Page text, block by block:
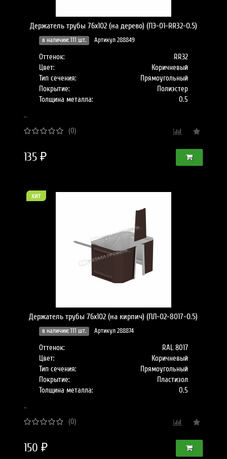
Держатель трубы 76х102 (на дерево) (ПЭ-01-RR32-0.5)
в наличии: 111 шт. Артикул 288849
Оттенок:
RR32
Цвет:
Коричневый
Тип сечения:
Прямоугольный
Покрытие:
Полиэстер
Толщина металла:
0.5
..
(0)
135 ₽
хит
Держатель трубы 76х102 (на кирпич) (ПЛ-02-8017-0.5)
в наличии: 111 шт. Артикул 288874
Оттенок:
RAL 8017
Цвет:
Коричневый
Тип сечения:
Прямоугольный
Покрытие:
Пластизол
Толщина металла:
0.5
..
(0)
150 ₽